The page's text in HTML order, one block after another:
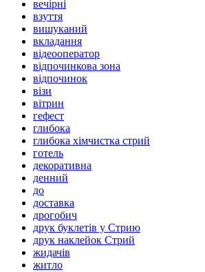
вечірні
взуття
вишуканий
вкладання
відеооператор
відпочинкова зона
відпочинок
візи
вітрин
гефест
глибока
глибока хімчистка стрий
готель
декоративна
денний
до
доставка
дрогобич
друк буклетів у Стрию
друк наклейок Стрий
жидачів
житло